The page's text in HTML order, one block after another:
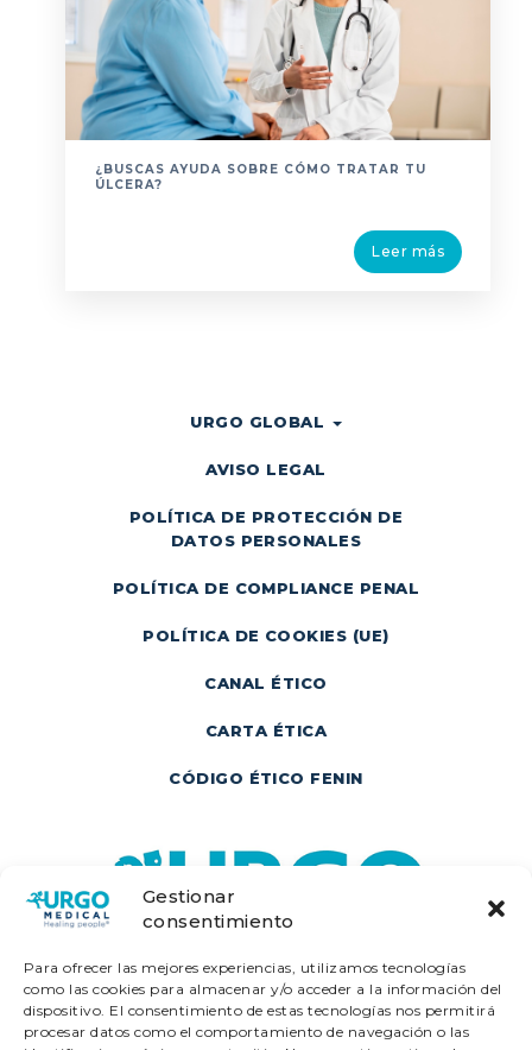
Gestionar
consentimiento
Para ofrecer las mejores experiencias, utilizamos tecnologías
como las cookies para almacenar y/o acceder a la información del
dispositivo. El consentimiento de estas tecnologías nos permitirá
procesar datos como el comportamiento de navegación o las
¿BUSCAS AYUDA SOBRE CÓMO TRATAR TU
ÚLCERA?
Leer más
URGO GLOBAL
AVISO LEGAL
POLÍTICA DE PROTECCIÓN DE
DATOS PERSONALES
POLÍTICA DE COMPLIANCE PENAL
POLÍTICA DE COOKIES (UE)
CANAL ÉTICO
CARTA ÉTICA
CÓDIGO ÉTICO FENIN